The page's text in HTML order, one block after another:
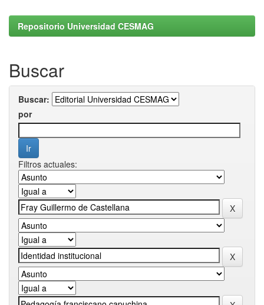
Repositorio Universidad CESMAG
Buscar
Buscar:
por
Filtros actuales: